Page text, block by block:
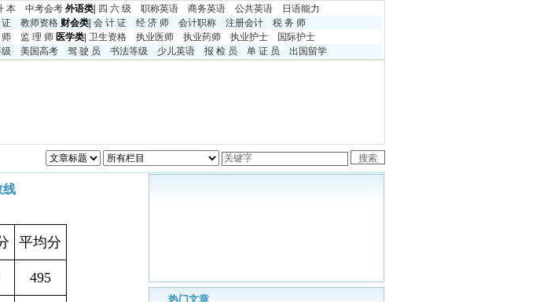
本 中考会考 外语类| 四 六 级 职称英语 商务英语 公共英语
日语能力
证 教师资格 财会类| 会 计 证 经 济 师 会计职称 注册会计
税 务 师
师 监 理 师 医学类| 卫生资格 执业医师 执业药师 执业护士
国际护士
美国高考 驾 驶 员 书法等级 少儿英语 报 检 员 单 证 员 出国留学
线
平均分
495
热门文章